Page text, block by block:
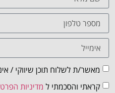
מאשר/ת לשלוח תוכן שיווקי /
קראתי והסכמתי ל מדיניות